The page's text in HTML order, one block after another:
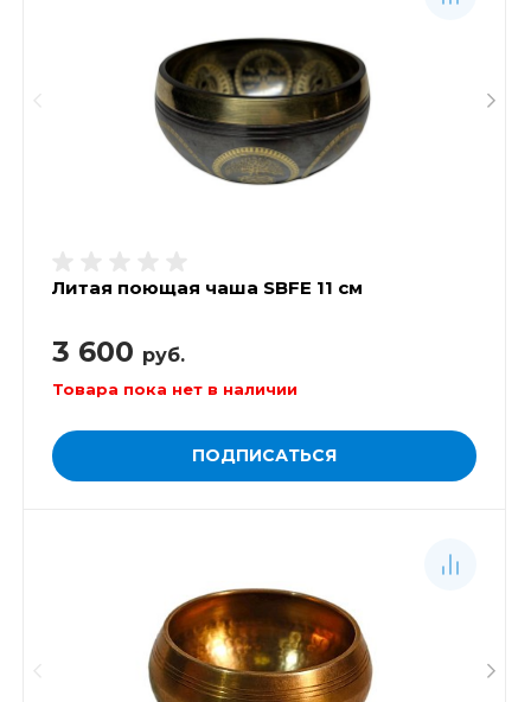
Литая поющая чаша SBFE 11 см
3 600 руб.
Товара пока нет в наличии
ПОДПИСАТЬСЯ